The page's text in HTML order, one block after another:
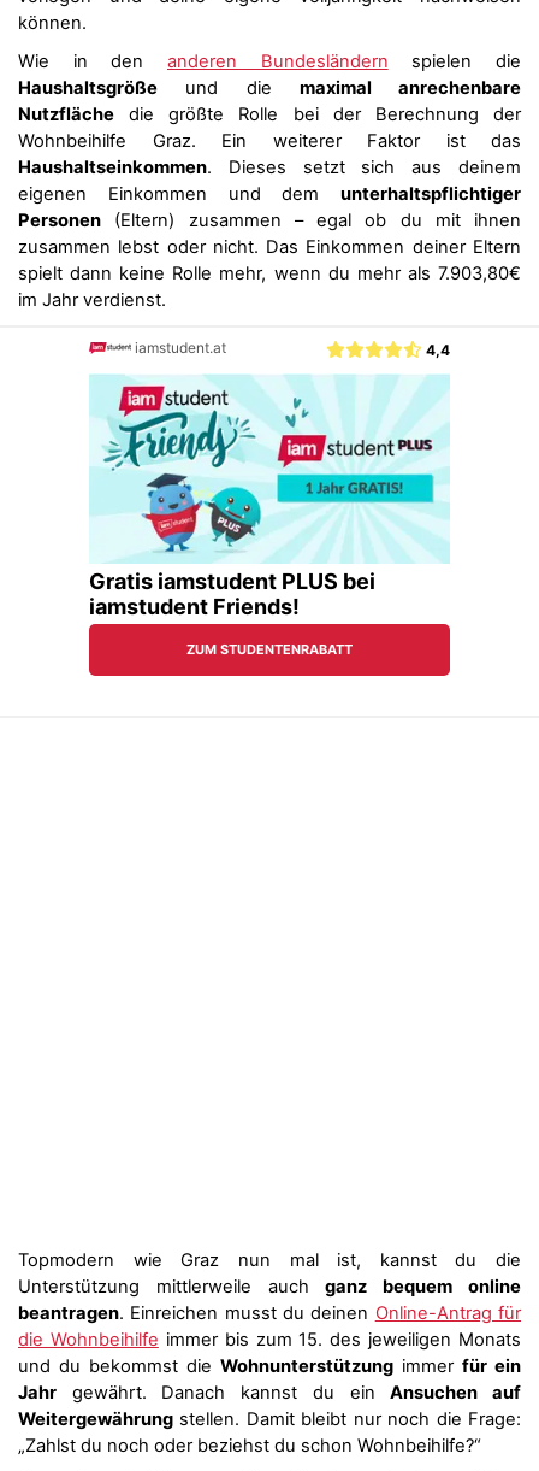
können.
Wie in den anderen Bundesländern spielen die
Haushaltsgröße und die maximal anrechenbare
Nutzfläche die größte Rolle bei der Berechnung der
Wohnbeihilfe Graz. Ein weiterer Faktor ist das
Haushaltseinkommen. Dieses setzt sich aus deinem
eigenen Einkommen und dem unterhaltspflichtiger
Personen (Eltern) zusammen – egal ob du mit ihnen
zusammen lebst oder nicht. Das Einkommen deiner Eltern
spielt dann keine Rolle mehr, wenn du mehr als 7.903,80€
im Jahr verdienst.
Topmodern wie Graz nun mal ist, kannst du die
Unterstützung mittlerweile auchganz bequem online
beantragen. Einreichen musst du deinen Online-Antrag für
die Wohnbeihilfe immer bis zum 15. des jeweiligen Monats
und du bekommst die Wohnunterstützung immer für ein
Jahr gewährt. Danach kannst du einAnsuchen auf
Weitergewährung stellen. Damit bleibt nur noch die Frage:
„Zahlst du noch oder beziehst du schon Wohnbeihilfe?“